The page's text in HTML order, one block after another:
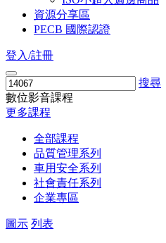
資源分享區
PECB 國際認證
登入/註冊
搜尋
數位影音課程
更多課程
全部課程
品質管理系列
車用安全系列
社會責任系列
企業專區
圖示 列表